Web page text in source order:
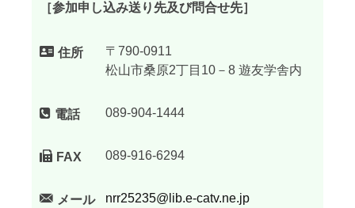
［参加申し込み送り先及び問合せ先］
住所
〒790-0911
松山市桑原2丁目10－8 遊友学舎内
電話 089-904-1444
FAX 089-916-6294
メール nrr25235@lib.e-catv.ne.jp